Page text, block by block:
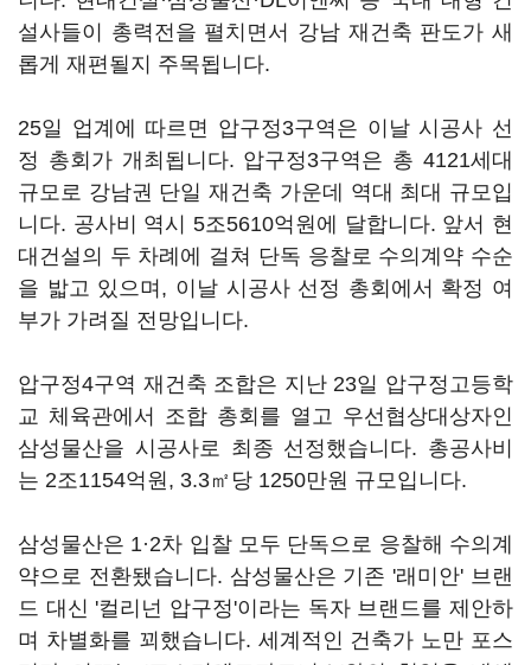
설사들이 총력전을 펼치면서 강남 재건축 판도가 새
롭게 재편될지 주목됩니다.
25일 업계에 따르면 압구정3구역은 이날 시공사 선
정 총회가 개최됩니다. 압구정3구역은 총 4121세대
규모로 강남권 단일 재건축 가운데 역대 최대 규모입
니다. 공사비 역시 5조5610억원에 달합니다. 앞서 현
대건설의 두 차례에 걸쳐 단독 응찰로 수의계약 수순
을 밟고 있으며, 이날 시공사 선정 총회에서 확정 여
부가 가려질 전망입니다.
압구정4구역 재건축 조합은 지난 23일 압구정고등학
교 체육관에서 조합 총회를 열고 우선협상대상자인
삼성물산을 시공사로 최종 선정했습니다. 총공사비
는 2조1154억원, 3.3㎡당 1250만원 규모입니다.
삼성물산은 1·2차 입찰 모두 단독으로 응찰해 수의계
약으로 전환됐습니다. 삼성물산은 기존 '래미안' 브랜
드 대신 '컬리넌 압구정'이라는 독자 브랜드를 제안하
며 차별화를 꾀했습니다. 세계적인 건축가 노만 포스